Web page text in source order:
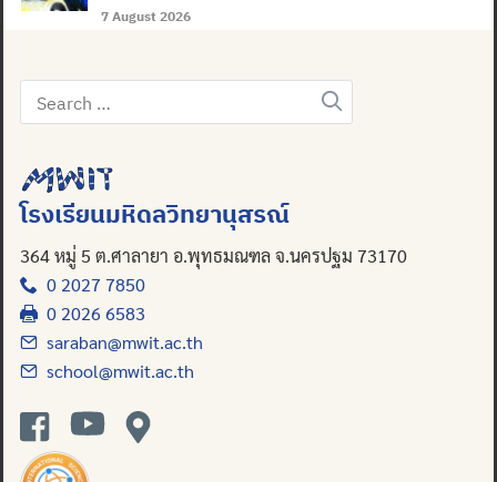
for:
7 August 2026
Search
for:
โรงเรียนมหิดลวิทยานุสรณ์
364 หมู่ 5 ต.ศาลายา อ.พุทธมณฑล จ.นครปฐม 73170
0 2027 7850
0 2026 6583
saraban@mwit.ac.th
school@mwit.ac.th